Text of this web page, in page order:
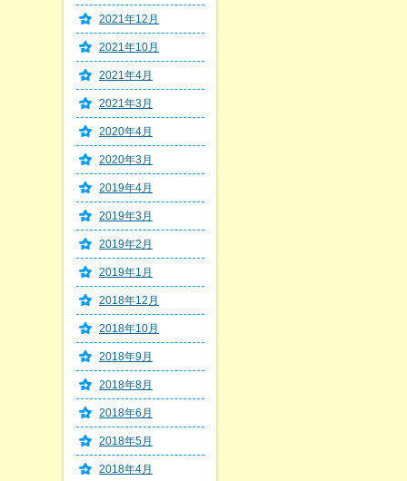
2021年12月
2021年10月
2021年4月
2021年3月
2020年4月
2020年3月
2019年4月
2019年3月
2019年2月
2019年1月
2018年12月
2018年10月
2018年9月
2018年8月
2018年6月
2018年5月
2018年4月